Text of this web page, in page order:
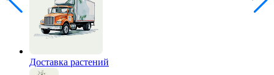
Доставка растений